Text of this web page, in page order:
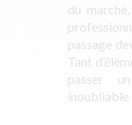
du
passage
Tant
passer
inoubliable